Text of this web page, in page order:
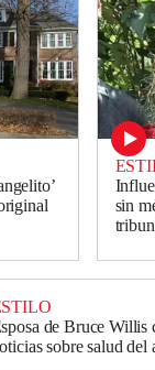
sin
de Bruce Willis
sobre salud del